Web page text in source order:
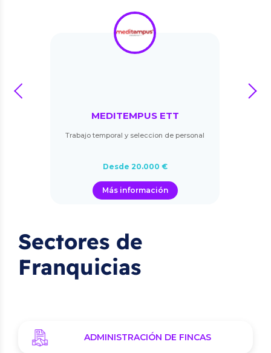
MEDITEMPUS ETT
Trabajo temporal y seleccion de personal
Desde 20.000 €
Más información
prev next
Sectores de
Franquicias
ADMINISTRACIÓN DE FINCAS